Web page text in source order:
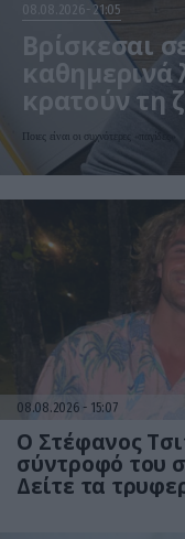
08.08.2026 21:05
Βρίσκεσαι
κρατούν τη
Ποιες είναι οι συχνότερες «παγίδες»
08.08.2026 15:07
Ο Στέφανος
σύντροφό του
Δείτε τα